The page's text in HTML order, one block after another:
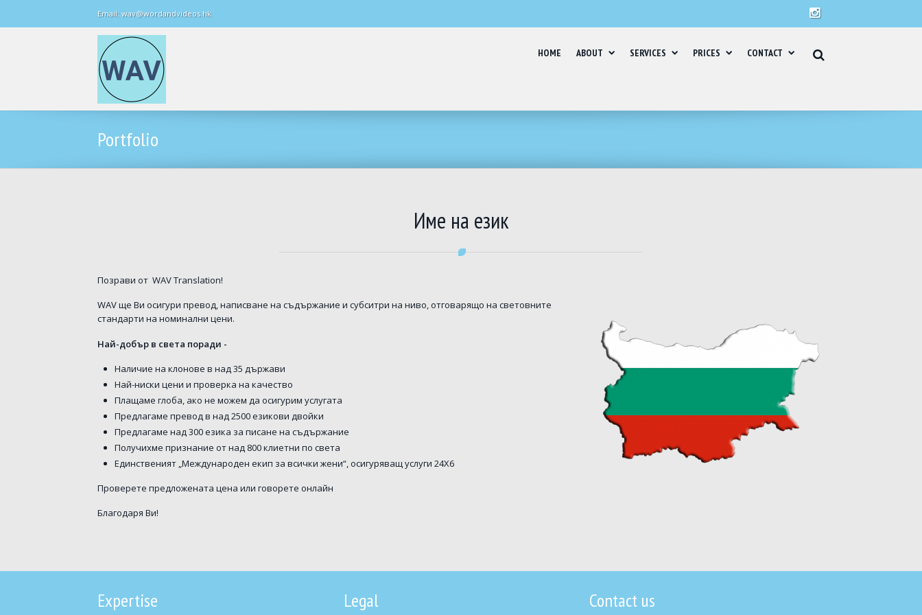
Email: wav@wordandvideos.hk
HOME ABOUT SERVICES PRICES CONTACT
Portfolio
Име на език
Позрави от WAV Translation!
WAV ще Ви осигури превод, написване на съдържание и субситри на ниво, отговарящо на световните
стандарти на номинални цени.
Най-добър в света поради -
Наличие на клонове в над 35 държави
Най-ниски цени и проверка на качество
Плащаме глоба, ако не можем да осигурим услугата
Предлагаме превод в над 2500 езикови двойки
Предлагаме над 300 езика за писане на съдържание
Получихме признание от над 800 клиетни по света
Единственият „Международен екип за всички жени“, осигуряващ услуги 24X6
Проверете предложената цена или говорете онлайн
Благодаря Ви!
Expertise Legal Contact us